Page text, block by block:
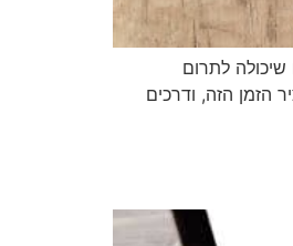
שיכולה לתרום
הזמן הזה, ודרכים